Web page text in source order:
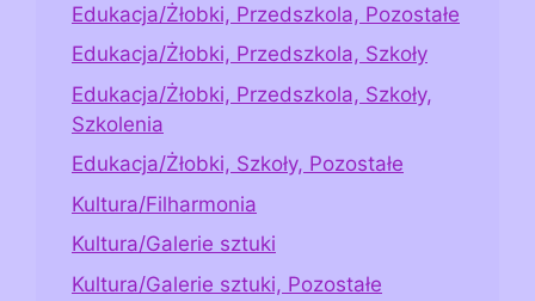
Edukacja/Żłobki, Przedszkola, Pozostałe
Edukacja/Żłobki, Przedszkola, Szkoły
Edukacja/Żłobki, Przedszkola, Szkoły,
Szkolenia
Edukacja/Żłobki, Szkoły, Pozostałe
Kultura/Filharmonia
Kultura/Galerie sztuki
Kultura/Galerie sztuki, Pozostałe